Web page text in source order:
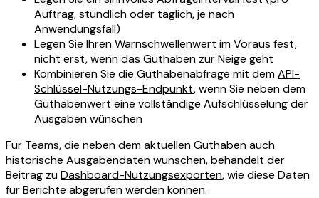
Auftrag, stündlich oder täglich, je nach
Anwendungsfall)
Legen Sie Ihren Warnschwellenwert im Voraus fest,
nicht erst, wenn das Guthaben zur Neige geht
Kombinieren Sie die Guthabenabfrage mit demAPI-
Schlüssel-Nutzungs-Endpunkt, wenn Sie neben dem
Guthabenwert eine vollständige Aufschlüsselung der
Ausgaben wünschen
Für Teams, die neben dem aktuellen Guthaben auch
historische Ausgabendaten wünschen, behandelt der
Beitrag zuDashboard-Nutzungsexporten, wie diese Daten
für Berichte abgerufen werden können.